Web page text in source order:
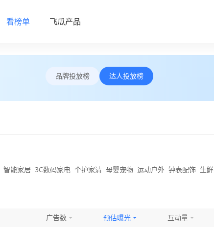
看榜单 飞瓜产品
品牌投放榜 达人投放榜
智能家居 3C数码家电 个护家清 母婴宠物 运动户外 钟表配饰 生鲜
广告数 预估曝光 互动量